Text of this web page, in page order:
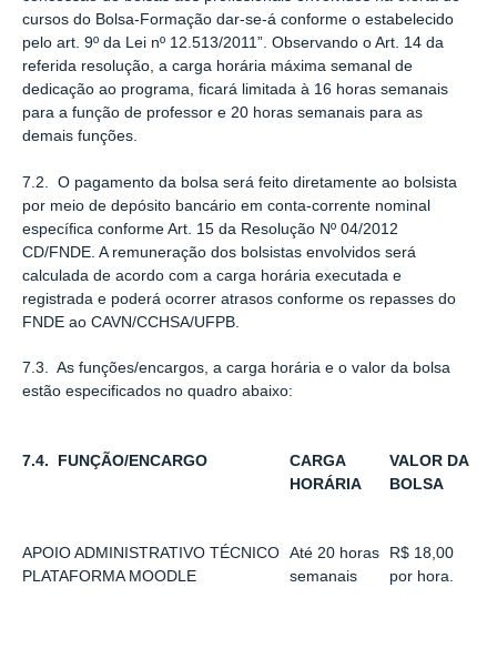
cursos do Bolsa-Formação dar-se-á conforme o estabelecido
pelo art. 9º da Lei nº 12.513/2011”. Observando o Art. 14 da
referida resolução, a carga horária máxima semanal de
dedicação ao programa, ﬁcará limitada à 16 horas semanais
para a função de professor e 20 horas semanais para as
demais funções.
7.2. O pagamento da bolsa será feito diretamente ao bolsista
por meio de depósito bancário em conta-corrente nominal
especíﬁca conforme Art. 15 da Resolução Nº 04/2012
CD/FNDE. A remuneração dos bolsistas envolvidos será
calculada de acordo com a carga horária executada e
registrada e poderá ocorrer atrasos conforme os repasses do
FNDE ao CAVN/CCHSA/UFPB.
7.3. As funções/encargos, a carga horária e o valor da bolsa
estão especificados no quadro abaixo:
7.4. FUNÇÃO/ENCARGO
CARGA
HORÁRIA
VALOR DA
BOLSA
APOIO ADMINISTRATIVO TÉCNICO
PLATAFORMA MOODLE
Até 20 horas
semanais
R$ 18,00
por hora.